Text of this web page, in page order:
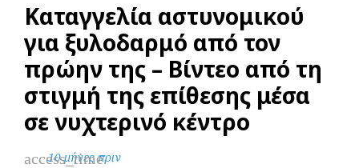
Καταγγελία αστυνομικού
για ξυλοδαρμό από τον
πρώην της – Βίντεο από τη
στιγμή της επίθεσης μέσα
σε νυχτερινό κέντρο
access_time
10 μήνες πριν